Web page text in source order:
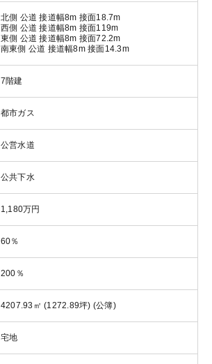
北側 公道 接道幅8m 接面18.7m
西側 公道 接道幅8m 接面119m
東側 公道 接道幅8m 接面72.2m
南東側 公道 接道幅8m 接面14.3m
7階建
都市ガス
公営水道
公共下水
1,180万円
60％
200％
4207.93㎡ (1272.89坪) (公簿)
宅地